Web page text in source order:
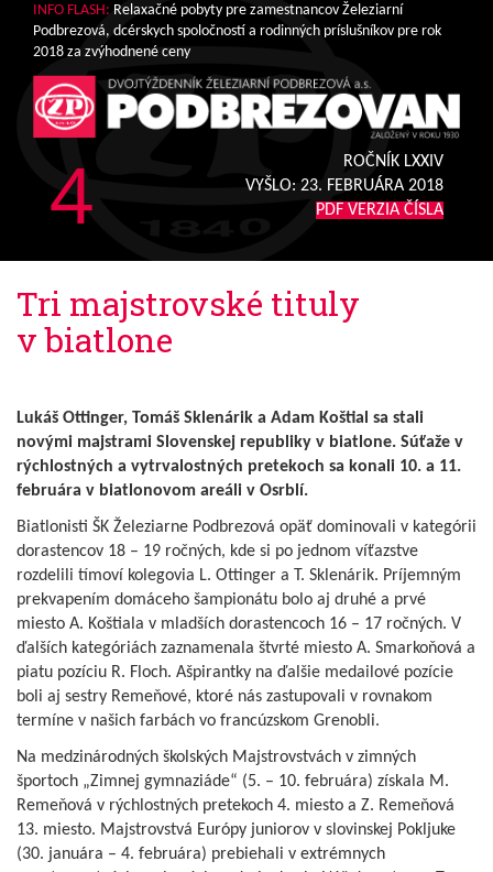
INFO FLASH: Relaxačné pobyty pre zamestnancov Železiarní
Podbrezová, dcérskych spoločností a rodinných príslušníkov pre rok
2018 za zvýhodnené ceny
4
ROČNÍK LXXIV
VYŠLO: 23. FEBRUÁRA 2018
PDF VERZIA ČÍSLA
Tri majstrovské tituly
v biatlone
Lukáš Ottinger, Tomáš Sklenárik a Adam Koštial sa stali
novými majstrami Slovenskej republiky v biatlone. Súťaže v
rýchlostných a vytrvalostných pretekoch sa konali 10. a 11.
februára v biatlonovom areáli v Osrblí.
Biatlonisti ŠK Železiarne Podbrezová opäť dominovali v kategórii
dorastencov 18 – 19 ročných, kde si po jednom víťazstve
rozdelili tímoví kolegovia L. Ottinger a T. Sklenárik. Príjemným
prekvapením domáceho šampionátu bolo aj druhé a prvé
miesto A. Koštiala v mladších dorastencoch 16 – 17 ročných. V
ďalších kategóriách zaznamenala štvrté miesto A. Smarkoňová a
piatu pozíciu R. Floch. Ašpirantky na ďalšie medailové pozície
boli aj sestry Remeňové, ktoré nás zastupovali v rovnakom
termíne v našich farbách vo francúzskom Grenobli.
Na medzinárodných školských Majstrovstvách v zimných
športoch „Zimnej gymnaziáde“ (5. – 10. februára) získala M.
Remeňová v rýchlostných pretekoch 4. miesto a Z. Remeňová
13. miesto. Majstrovstvá Európy juniorov v slovinskej Pokljuke
(30. januára – 4. februára) prebiehali v extrémnych